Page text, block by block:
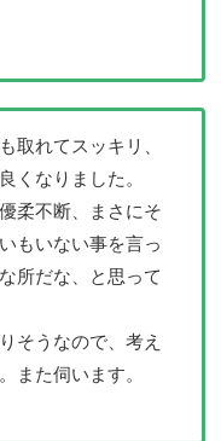
取れてスッキリ、
くなりました。
柔不断、まさにそ
もいない事を言っ
所だな、と思って
そうなので、考え
また伺います。